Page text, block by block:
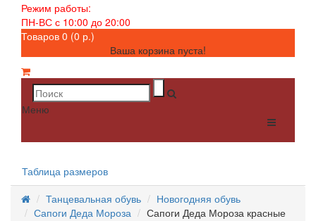
Режим работы:
ПН-ВС с 10:00 до 20:00
Товаров 0 (0 р.)
Ваша корзина пуста!
Меню
Таблица размеров
Танцевальная обувь
Новогодняя обувь
Сапоги Деда Мороза
Сапоги Деда Мороза красные